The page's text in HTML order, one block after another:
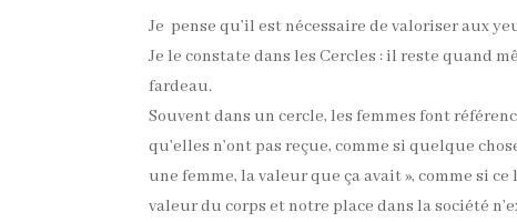
Je pense qu’il est nécessaire de valoriser aux
Je le constate dans les Cercles : il reste quand
fardeau.
Souvent dans un cercle, les femmes font
qu’elles n’ont pas reçue, comme si quelque
une femme, la valeur que ça avait », comme si
valeur du corps et notre place dans la société